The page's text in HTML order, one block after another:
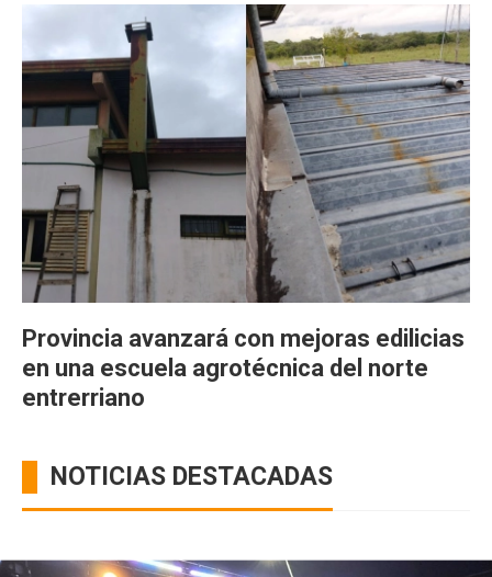
Provincia avanzará con mejoras edilicias
en una escuela agrotécnica del norte
entrerriano
NOTICIAS DESTACADAS